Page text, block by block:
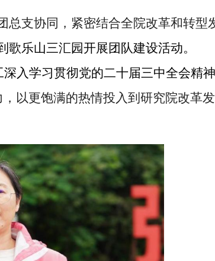
总支协同，紧密结合全院改革和转型
乐山三汇园开展团队建设活动。
入学习贯彻党的二十届三中全会精神
以更饱满的热情投入到研究院改革